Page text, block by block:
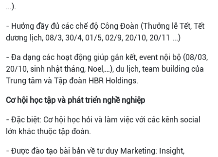
...).
- Hưởng đầy đủ các chế độ Công Đoàn (Thưởng lễ Tết, Tết
dương lịch, 08/3, 30/4, 01/5, 02/9, 20/10, 20/11 ...)
- Đa dạng các hoạt động giúp gắn kết, event nội bộ (08/03,
20/10, sinh nhật tháng, Noel,…), du lịch, team building của
Trung tâm và Tập đoàn HBR Holdings.
Cơ hội học tập và phát triển nghề nghiệp
- Đặc biệt: Cơ hội học hỏi và làm việc với các kênh social
lớn khác thuộc tập đoàn.
- Được đào tạo bài bản về tư duy Marketing: Insight,